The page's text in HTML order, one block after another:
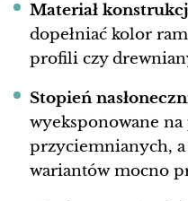
Materiał
dopełniać kolor
profili czy
Stopień
wyeksponowane na
przyciemnianych, a
wariantów mocno